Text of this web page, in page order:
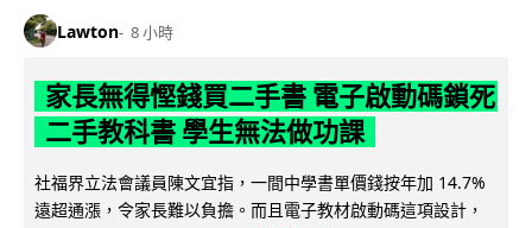
Lawton 8 小時
家長無得慳錢買二手書 電子啟動碼鎖死
二手教科書 學生無法做功課
社福界立法會議員陳文宜指，一間中學書單價錢按年加 14.7%
遠超通漲，令家長難以負擔。而且電子教材啟動碼這項設計，